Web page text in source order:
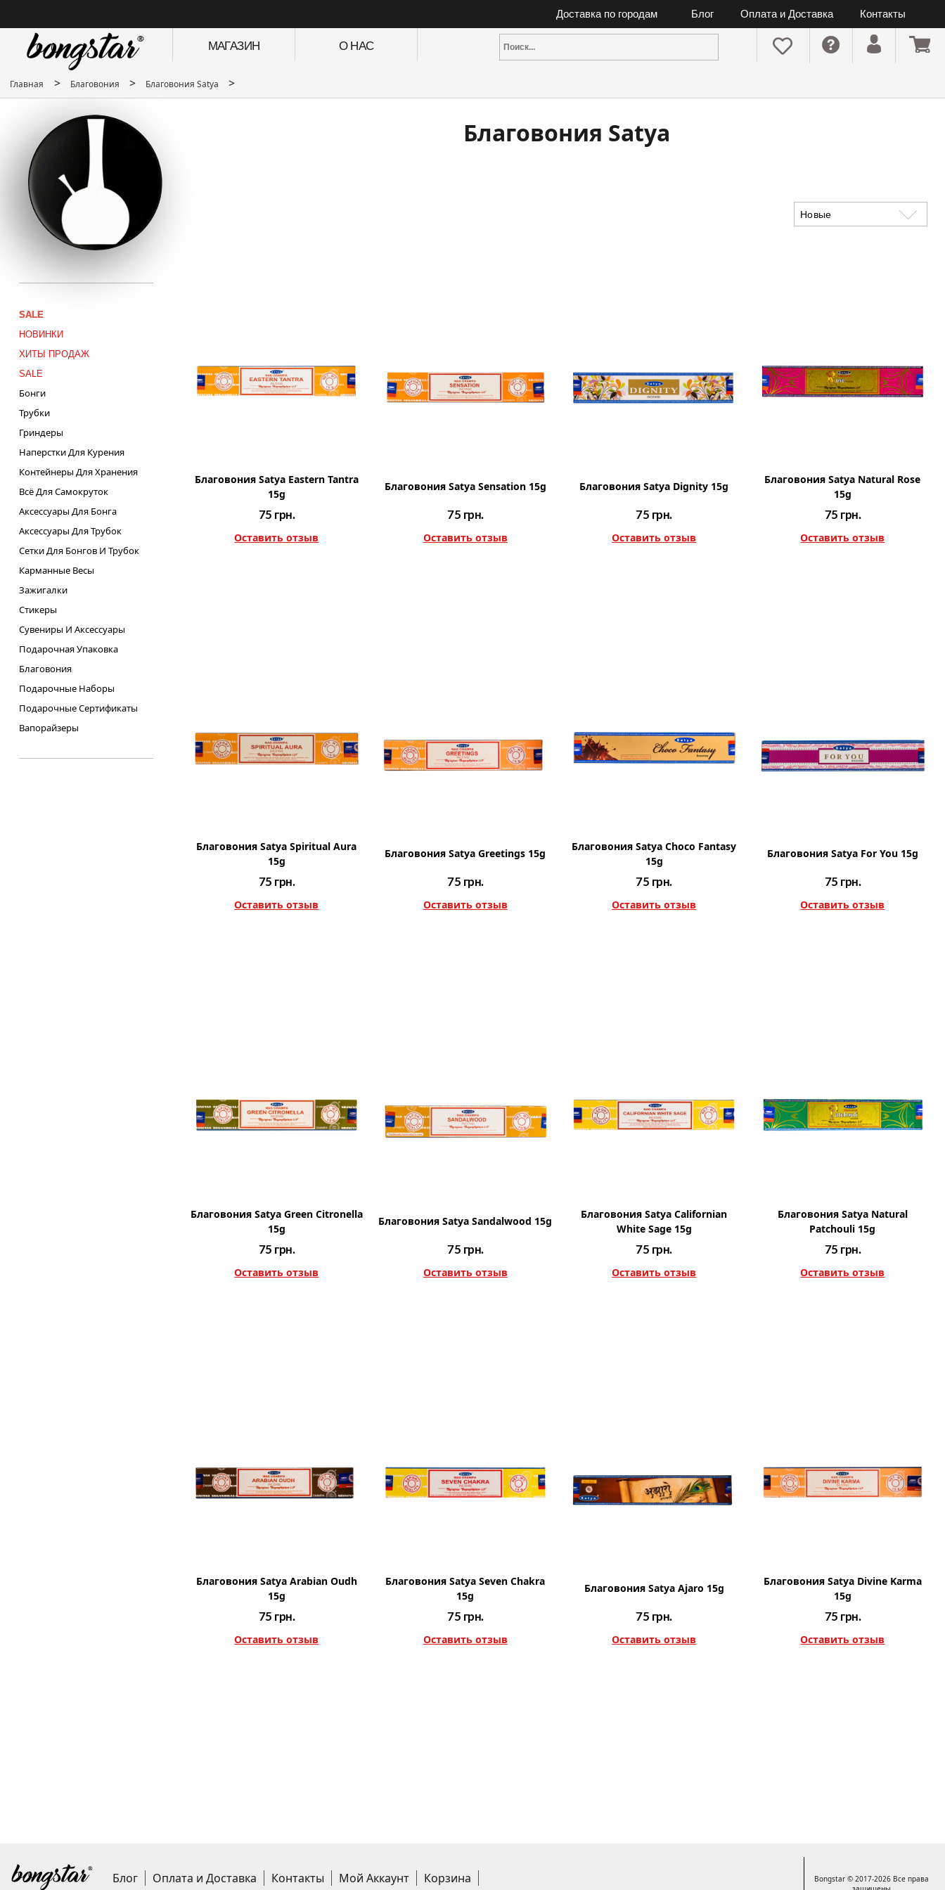
Доставка по городам Блог Оплата и Доставка Контакты
МАГАЗИН О НАС
Главная > Благовония > Благовония Satya >
SALE
НОВИНКИ
ХИТЫ ПРОДАЖ
SALE
Бонги
Трубки
Гриндеры
Наперстки Для Курения
Контейнеры Для Хранения
Всё Для Самокруток
Аксессуары Для Бонга
Аксессуары Для Трубок
Сетки Для Бонгов И Трубок
Карманные Весы
Зажигалки
Стикеры
Сувениры И Аксессуары
Подарочная Упаковка
Благовония
Подарочные Наборы
Подарочные Сертификаты
Вапорайзеры
Благовония Satya
Благовония Satya Eastern Tantra
15g
75 грн.
Оставить отзыв
Благовония Satya Sensation 15g
75 грн.
Оставить отзыв
Благовония Satya Dignity 15g
75 грн.
Оставить отзыв
Благовония Satya Natural Rose
15g
75 грн.
Оставить отзыв
Благовония Satya Spiritual Aura
15g
75 грн.
Оставить отзыв
Благовония Satya Greetings 15g
75 грн.
Оставить отзыв
Благовония Satya Choco Fantasy
15g
75 грн.
Оставить отзыв
Благовония Satya For You 15g
75 грн.
Оставить отзыв
Благовония Satya Green Citronella
15g
75 грн.
Оставить отзыв
Благовония Satya Sandalwood 15g
75 грн.
Оставить отзыв
Благовония Satya Californian
White Sage 15g
75 грн.
Оставить отзыв
Благовония Satya Natural
Patchouli 15g
75 грн.
Оставить отзыв
Благовония Satya Arabian Oudh
15g
75 грн.
Оставить отзыв
Благовония Satya Seven Chakra
15g
75 грн.
Оставить отзыв
Благовония Satya Ajaro 15g
75 грн.
Оставить отзыв
Благовония Satya Divine Karma
15g
75 грн.
Оставить отзыв
Блог Оплата и Доставка Контакты Мой Аккаунт Корзина
Bongstar © 2017-2026 Все права